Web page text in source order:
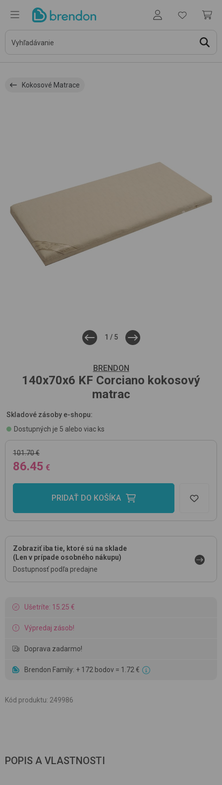
Kokosové Matrace
1 / 5
BRENDON
140x70x6 KF Corciano kokosový
matrac
Skladové zásoby e-shopu:
Dostupných je 5 alebo viac ks
101.70 €
86.45 €
PRIDAŤ DO KOŠÍKA
Zobraziť iba tie, ktoré sú na sklade
(Len v prípade osobného nákupu)
Dostupnosť podľa predajne
Ušetríte: 15.25 €
Výpredaj zásob!
Doprava zadarmo!
Brendon Family: + 172 bodov = 1.72 €
Kód produktu: 249986
POPIS A VLASTNOSTI